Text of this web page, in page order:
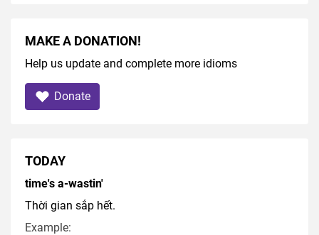
MAKE A DONATION!
Help us update and complete more idioms
Donate
TODAY
time's a-wastin'
Thời gian sắp hết.
Example: